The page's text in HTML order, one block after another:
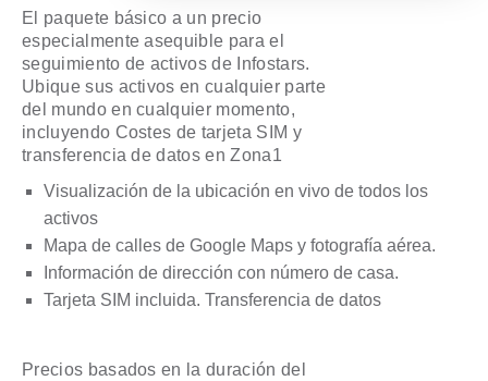
€8,00.
El paquete básico a un precio
especialmente asequible para el
seguimiento de activos de Infostars.
Ubique sus activos en cualquier parte
del mundo en cualquier momento,
incluyendo Costes de tarjeta SIM y
transferencia de datos en Zona1
Visualización de la ubicación en vivo de todos los
activos
Mapa de calles de Google Maps y fotografía aérea.
Información de dirección con número de casa.
Tarjeta SIM incluida. Transferencia de datos
Precios basados ​​en la duración del